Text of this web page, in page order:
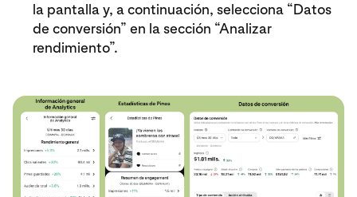
la pantalla y, a continuación, selecciona “Datos
de conversión” en la sección “Analizar
rendimiento”.